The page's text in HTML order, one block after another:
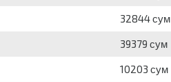
32844 сум
39379 сум
10203 сум